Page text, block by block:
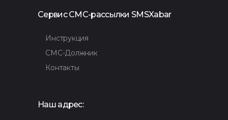
Сервис СМС-рассылки SMSXabar
Инструкция
СМС-Должник
Контакты
Наш адрес: